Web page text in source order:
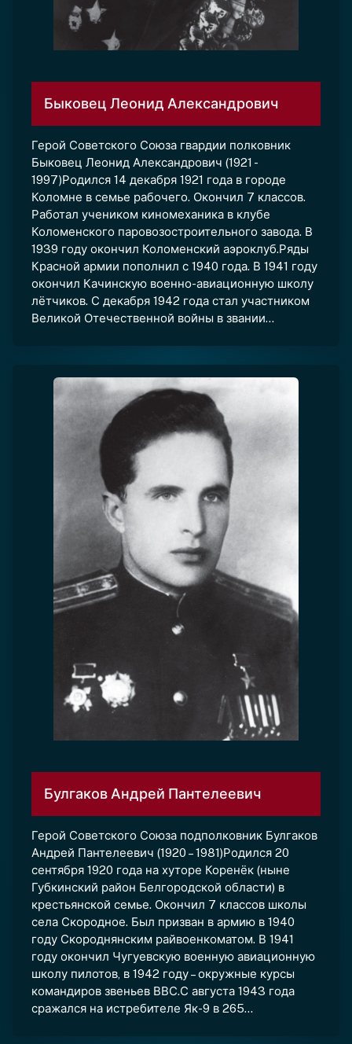
Быковец Леонид Александрович
Герой Советского Союза гвардии полковник
Быковец Леонид Александрович (1921 -
1997)Родился 14 декабря 1921 года в городе
Коломне в семье рабочего. Окончил 7 классов.
Работал учеником киномеханика в клубе
Коломенского паровозостроительного завода. В
1939 году окончил Коломенский аэроклуб.Ряды
Красной армии пополнил с 1940 года. В 1941 году
окончил Качинскую военно-авиационную школу
лётчиков. С декабря 1942 года стал участником
Великой Отечественной войны в звании...
Булгаков Андрей Пантелеевич
Герой Советского Союза подполковник Булгаков
Андрей Пантелеевич (1920 – 1981)Родился 20
сентября 1920 года на хуторе Коренёк (ныне
Губкинский район Белгородской области) в
крестьянской семье. Окончил 7 классов школы
села Скородное. Был призван в армию в 1940
году Скороднянским райвоенкоматом. В 1941
году окончил Чугуевскую военную авиационную
школу пилотов, в 1942 году – окружные курсы
командиров звеньев ВВС.С августа 1943 года
сражался на истребителе Як-9 в 265...